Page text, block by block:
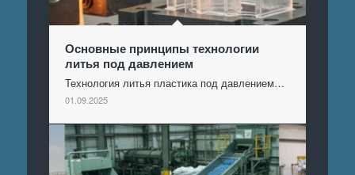
Основные принципы технологии
литья под давлением
Технология литья пластика под давлением…
01.09.2025